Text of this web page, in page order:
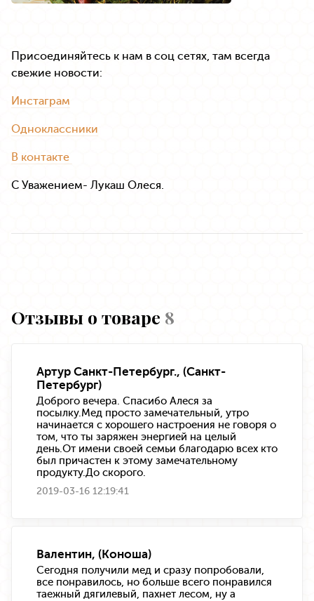
Присоединяйтесь к нам в соц сетях, там всегда
свежие новости:
Инстаграм
Одноклассники
В контакте
С Уважением- Лукаш Олеся.
Отзывы о товаре 8
Артур Санкт-Петербург., (Санкт-
Петербург)
Доброго вечера. Спасибо Алеся за
посылку.Мед просто замечательный, утро
начинается с хорошего настроения не говоря о
том, что ты заряжен энергией на целый
день.От имени своей семьи благодарю всех кто
был причастен к этому замечательному
продукту.До скорого.
2019-03-16 12:19:41
Валентин, (Коноша)
Сегодня получили мед и сразу попробовали,
все понравилось, но больше всего понравился
таежный дягилевый, пахнет лесом, ну а